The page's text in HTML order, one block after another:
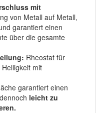
mit
von Metall auf Metall,
garantiert einen
über die gesamte
Rheostat für
mit
garantiert einen
leicht zu